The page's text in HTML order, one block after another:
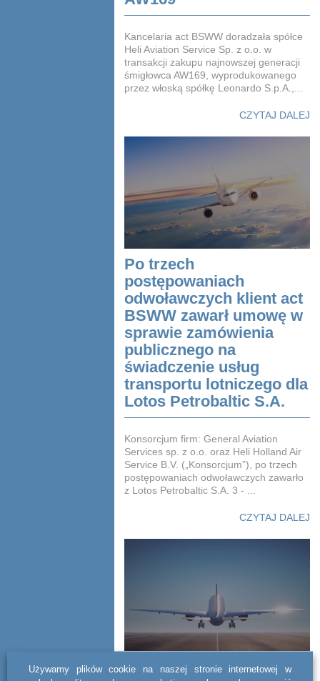
Kancelaria act BSWW doradzała spółce
Heli Aviation Service Sp. z o.o. w
transakcji zakupu najnowszej generacji
śmigłowca AW169, wyprodukowanego
przez włoską spółkę Leonardo S.p.A.,...
CZYTAJ DALEJ
Po trzech
postępowaniach
odwoławczych klient act
BSWW zawarł umowę w
sprawie zamówienia
publicznego na
świadczenie usług
transportu lotniczego dla
Lotos Petrobaltic S.A.
Konsorcjum firm: General Aviation
Services sp. z o.o. oraz Heli Holland Air
Service B.V. („Konsorcjum”), po trzech
postępowaniach odwoławczych zawarło
z Lotos Petrobaltic S.A. 3 - ...
CZYTAJ DALEJ
Sprzedaż spółki typu
Używamy plików cookie na naszej stronie internetowej w